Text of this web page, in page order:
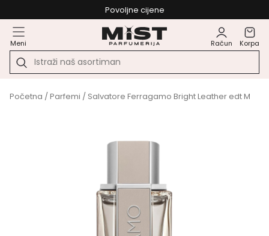
Povoljne cijene
Meni Račun Korpa
Početna /Parfemi / Salvatore Ferragamo Bright Leather edt M